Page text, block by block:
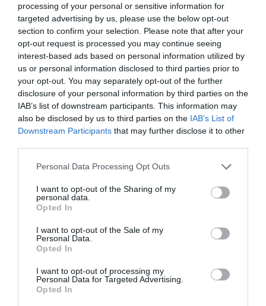
processing of your personal or sensitive information for
targeted advertising by us, please use the below opt-out
section to confirm your selection. Please note that after your
opt-out request is processed you may continue seeing
interest-based ads based on personal information utilized by
us or personal information disclosed to third parties prior to
your opt-out. You may separately opt-out of the further
disclosure of your personal information by third parties on the
IAB’s list of downstream participants. This information may
also be disclosed by us to third parties on the IAB’s List of
Downstream Participants that may further disclose it to other
Personal Data Processing Opt Outs
I want to opt-out of the Sharing of my
personal data.
Opted In
I want to opt-out of the Sale of my
Personal Data.
Opted In
I want to opt-out of processing my
Personal Data for Targeted Advertising.
Opted In
NASA PREPARES FOR FIRST CREWED
MISSION AROUND MOON IN MORE THAN 50
YEARSHTTPS://T.CO/FQPQIA3DVC
— BBC NEWS (UK) (@BBCNEWS)APRIL 1,
2026
Υπάρχουν στιγμές που δεν μετριούνται μόνο με τεχνολογία.
Αλλά με νόημα.
Η εικόνα της Γης από τόσο μακριά μικρή, εύθραυστη, σιωπηλή
λειτουργεί ως υπενθύμιση.
Ότι όλα όσα θεωρούμε δεδομένα… είναι τελικά περιορισμένα.
Και ίσως γι’ αυτό η ανθρωπότητα επιλέγει να κοιτάξει πιο